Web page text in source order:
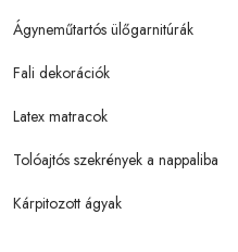
Ágyneműtartós ülőgarnitúrák
Fali dekorációk
Latex matracok
Tolóajtós szekrények a nappaliba
Kárpitozott ágyak